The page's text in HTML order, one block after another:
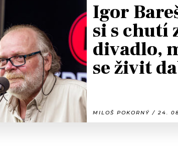
Igor
si s chutí
divadlo,
se živit
MILOŠ POKORNÝ / 24.